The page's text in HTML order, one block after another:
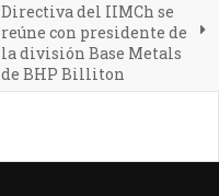
Directiva del IIMCh se
reúne con presidente de
la división Base Metals
de BHP Billiton